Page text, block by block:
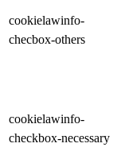
cookielawinfo-
checbox-others
cookielawinfo-
checkbox-necessary